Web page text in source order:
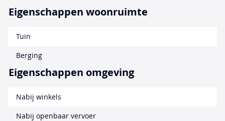
Eigenschappen woonruimte
Tuin
Berging
Eigenschappen omgeving
Nabij winkels
Nabij openbaar vervoer